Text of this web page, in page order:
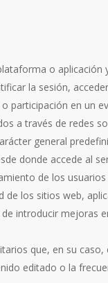
o aplicación
la sesión,
participación en un
a través de redes
general
donde accede al
de los
de los sitios web,
introducir mejoras
que, en su caso,
editado o la